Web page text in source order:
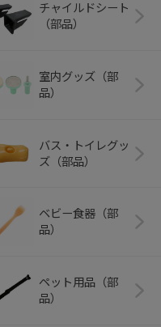
チャイルドシート
（部品）
室内グッズ（部
品）
バス・トイレグッ
ズ（部品）
ベビー食器（部
品）
ペット用品（部
品）